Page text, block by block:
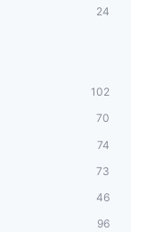
24
102
70
74
73
46
96